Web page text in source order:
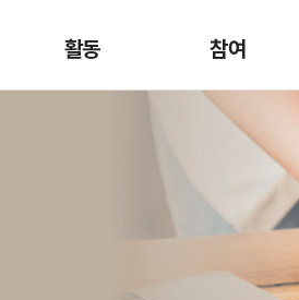
활동 참여